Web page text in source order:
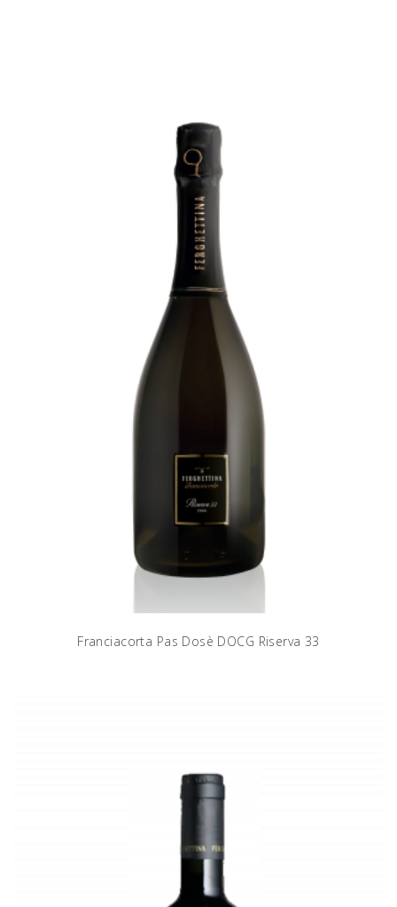
Franciacorta Pas Dosè DOCG Riserva 33